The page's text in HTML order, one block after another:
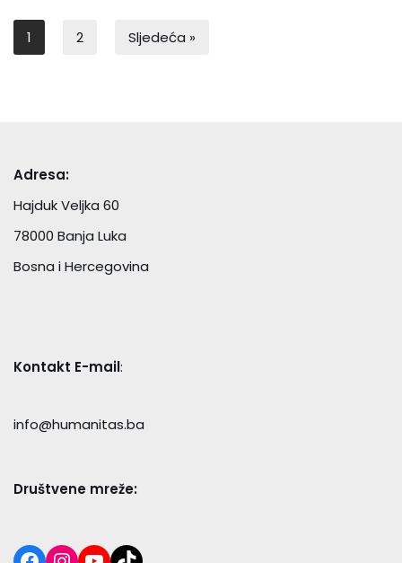
1 2 Sljedeća »
Adresa:
Hajduk Veljka 60
78000 Banja Luka
Bosna i Hercegovina
Kontakt E-mail:
info@humanitas.ba
Društvene mreže: